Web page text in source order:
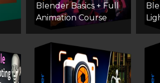
Blender Basics + Full
Animation Course